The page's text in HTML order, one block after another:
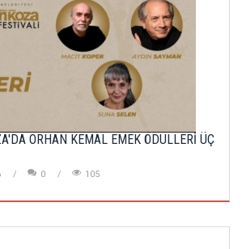
ORHAN KEMAL EMEK ÖDÜLLERİ ÜÇ
0 105